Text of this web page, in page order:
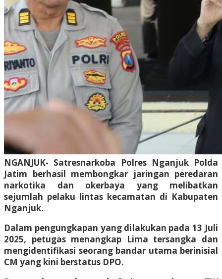
NGANJUK- Satresnarkoba Polres Nganjuk Polda
Jatim berhasil membongkar jaringan peredaran
narkotika dan okerbaya yang melibatkan
sejumlah pelaku lintas kecamatan di Kabupaten
Nganjuk.
Dalam pengungkapan yang dilakukan pada 13 Juli
2025, petugas menangkap Lima tersangka dan
mengidentifikasi seorang bandar utama berinisial
CM yang kini berstatus DPO.